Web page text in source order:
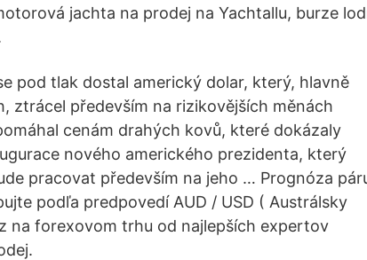
jachta na prodej na Yachtallu, burze
pod tlak dostal americký dolar, který, hlavně
ztrácel především na rizikovějších měnách
cenám drahých kovů, které dokázaly
nového amerického prezidenta, který
pracovat především na jeho … Prognóza
podľa predpovedí AUD / USD ( Austrálsky
na forexovom trhu od najlepších expertov